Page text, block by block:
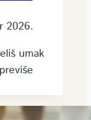
2026.
umak